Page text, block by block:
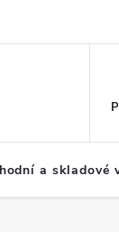
a skladové